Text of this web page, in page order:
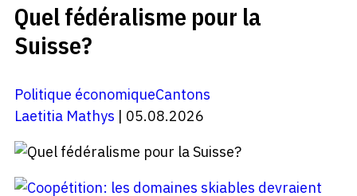
Quel fédéralisme pour la
Suisse?
Politique économiqueCantons
Laetitia Mathys | 05.08.2026